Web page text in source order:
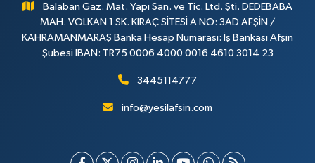
Balaban Gaz. Mat. Yapı San. ve Tic. Ltd. Şti. DEDEBABA
MAH. VOLKAN 1 SK. KIRAÇ SİTESİ A NO: 3AD AFŞİN /
KAHRAMANMARAŞ Banka Hesap Numarası: İş Bankası Afşin
Şubesi IBAN: TR75 0006 4000 0016 4610 3014 23
3445114777
info@yesilafsin.com